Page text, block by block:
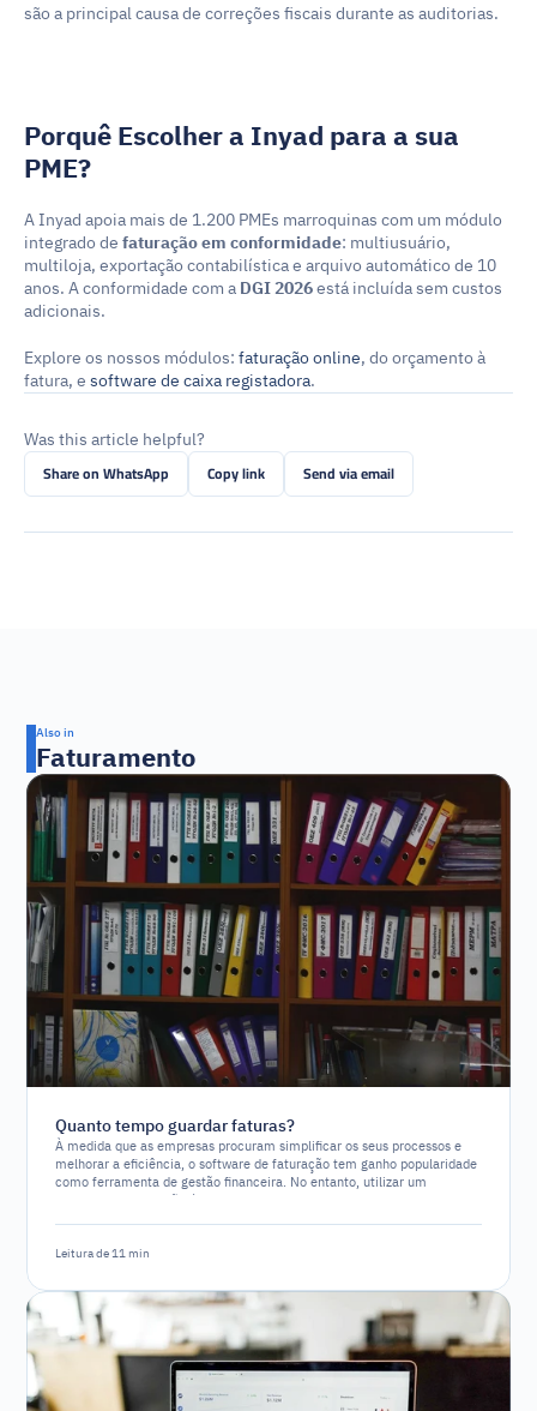
são a principal causa de correções fiscais durante as auditorias.
Porquê Escolher a Inyad para a sua
PME?
A Inyad apoia mais de 1.200 PMEs marroquinas com um módulo
integrado de faturação em conformidade: multiusuário,
multiloja, exportação contabilística e arquivo automático de 10
anos. A conformidade com a DGI 2026 está incluída sem custos
adicionais.
Explore os nossos módulos: faturação online, do orçamento à
fatura, e software de caixa registadora.
Was this article helpful?
Share on WhatsApp Copy link Send via email
Also in
Faturamento
Quanto tempo guardar faturas?
À medida que as empresas procuram simplificar os seus processos e
melhorar a eficiência, o software de faturação tem ganho popularidade
como ferramenta de gestão financeira. No entanto, utilizar um
software de faturação é um requisito legal ou simplesmente uma
Leitura de 11 min